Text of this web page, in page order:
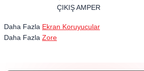
ÇIKIŞ AMPER
Daha Fazla Ekran Koruyucular
Daha Fazla Zore